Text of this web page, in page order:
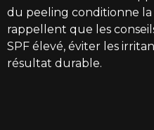
du peeling conditionne la
rappellent que les
SPF élevé, éviter les
résultat durable.